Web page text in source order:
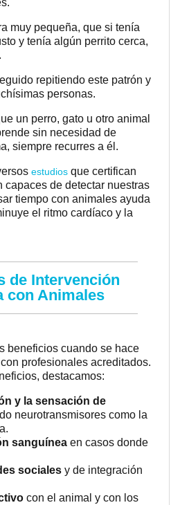
muy pequeña, que si tenía
y tenía algún perrito cerca,
repitiendo este patrón y
personas.
un perro, gato u otro animal
sin necesidad de
siempre recurres a él.
estudios que certifican
capaces de detectar nuestras
tiempo con animales ayuda
el ritmo cardíaco y la
de Intervención
con Animales
beneficios cuando se hace
profesionales acreditados.
destacamos:
y la sensación de
neurotransmisores como la
sanguínea en casos donde
sociales y de integración
con el animal y con los